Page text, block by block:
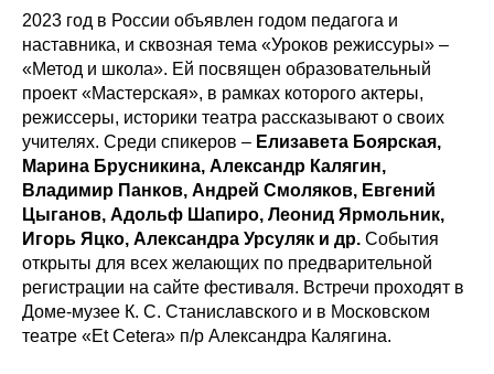
2023 год в России объявлен годом педагога и
наставника, и сквозная тема «Уроков режиссуры» –
«Метод и школа». Ей посвящен образовательный
проект «Мастерская», в рамках которого актеры,
режиссеры, историки театра рассказывают о своих
учителях. Среди спикеров – Елизавета Боярская,
Марина Брусникина, Александр Калягин,
Владимир Панков, Андрей Смоляков, Евгений
Цыганов, Адольф Шапиро, Леонид Ярмольник,
Игорь Яцко, Александра Урсуляк и др. События
открыты для всех желающих по предварительной
регистрации на сайте фестиваля. Встречи проходят в
Доме-музее К. С. Станиславского и в Московском
театре «Et Cetera» п/р Александра Калягина.